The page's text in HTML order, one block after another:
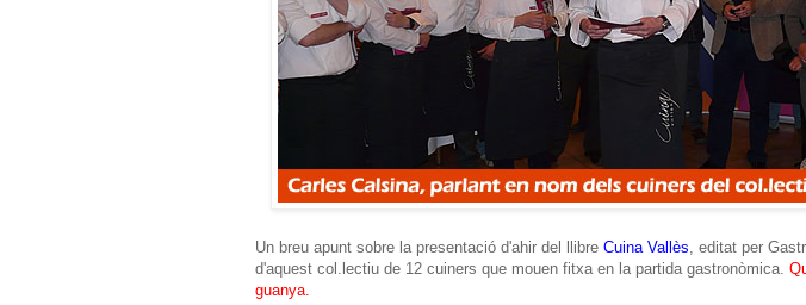
Un breu apunt sobre la presentació d'ahir del llibre Cuina Vallès , editat per
d'aquest col.lectiu de 12 cuiners que mouen fitxa en la partida gastronòmica.
guanya.